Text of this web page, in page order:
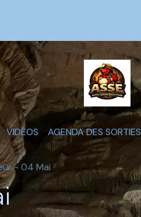
VIDÉOS AGENDA DES SORTIES
- 04 Mai